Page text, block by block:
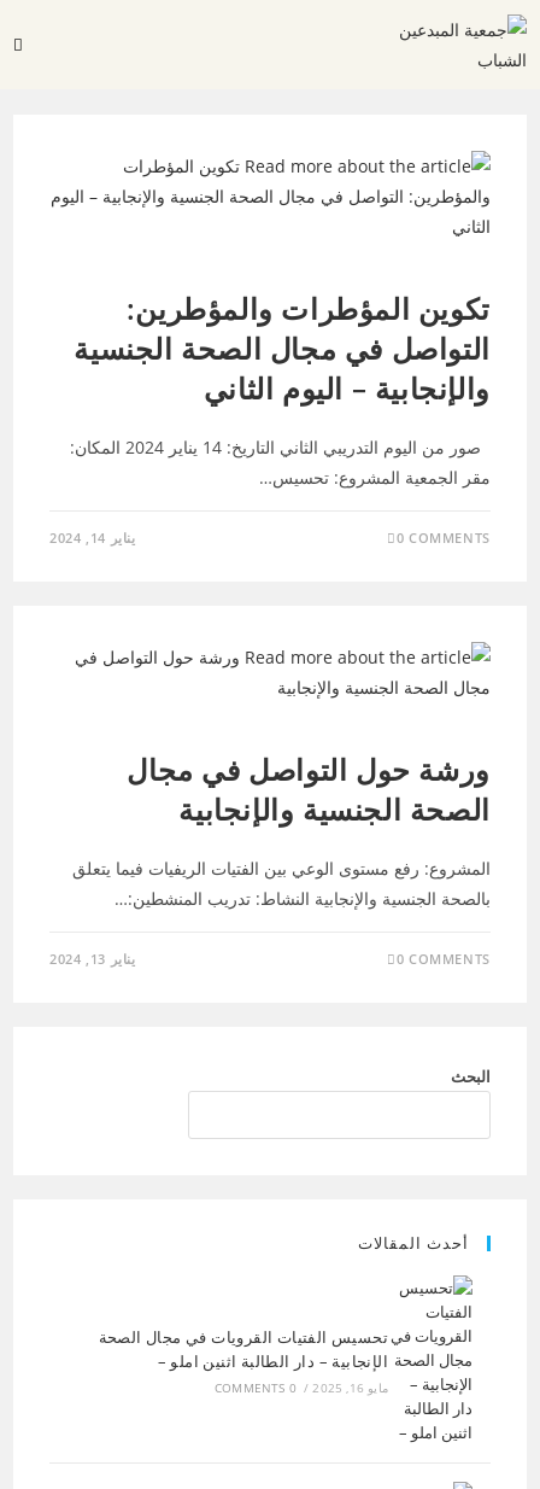
تكوين المؤطرات والمؤطرين:
التواصل في مجال الصحة الجنسية
والإنجابية – اليوم الثاني
صور من اليوم التدريبي الثاني التاريخ: 14 يناير 2024 المكان:
مقر الجمعية المشروع: تحسيس…
0 COMMENTS يناير 14, 2024
ورشة حول التواصل في مجال
الصحة الجنسية والإنجابية
المشروع: رفع مستوى الوعي بين الفتيات الريفيات فيما يتعلق
بالصحة الجنسية والإنجابية النشاط: تدريب المنشطين:…
0 COMMENTS يناير 13, 2024
البحث
أحدث المقالات
تحسيس الفتيات القرويات في مجال الصحة
الإنجابية – دار الطالبة اثنين املو –
مايو 16, 2025 /
0 COMMENTS